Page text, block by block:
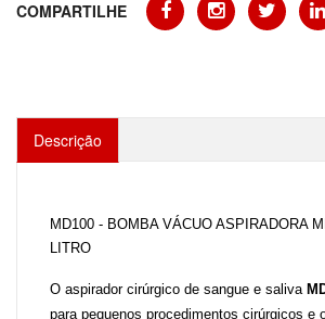
COMPARTILHE
Descrição
MD100 - BOMBA VÁCUO ASPIRADORA
LITRO
O aspirador cirúrgico de sangue e saliva
para pequenos procedimentos cirúrgicos e